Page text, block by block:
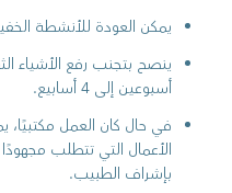
يمكن العودة للأنشطة الخفيفة بعد 3 إلى 5
ينصح بتجنب رفع الأشياء
أسبوعين إلى 4 أسابيع.
في حال كان العمل مكتبيًا،
الأعمال التي تتطلب
بإشراف الطبيب.